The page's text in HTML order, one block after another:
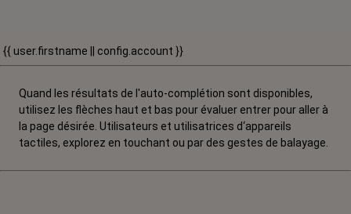
{{ user.firstname || config.account }}
Quand les résultats de l'auto-complétion sont disponibles,
utilisez les flèches haut et bas pour évaluer entrer pour aller à
la page désirée. Utilisateurs et utilisatrices d‘appareils
tactiles, explorez en touchant ou par des gestes de balayage.